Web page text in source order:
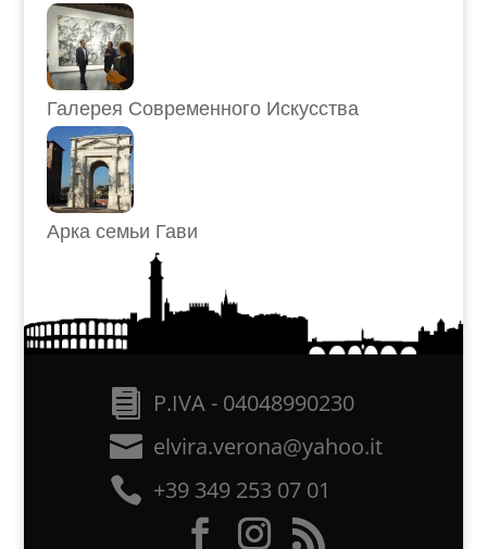
Галерея Современного Искусства
Арка семьи Гави
P.IVA - 04048990230
elvira.verona@yahoo.it
+39 349 253 07 01